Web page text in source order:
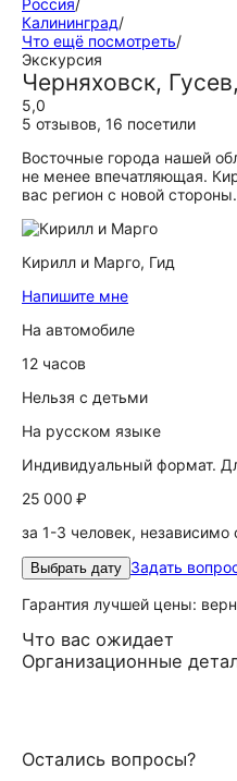
Россия/
Калининград/
Что ещё посмотреть/
Экскурсия
Черняховск,
5,0
5 отзывов, 16 посетили
Восточные города нашей
не менее впечатляющая.
вас регион с новой
Кирилл и Марго, Гид
Напишите мне
На автомобиле
12 часов
Нельзя с детьми
На русском языке
Индивидуальный формат.
25 000 ₽
за 1-3 человек, независимо
Выбрать дату Задать
Гарантия лучшей цены:
Что вас ожидает
Организационные
Остались вопросы?